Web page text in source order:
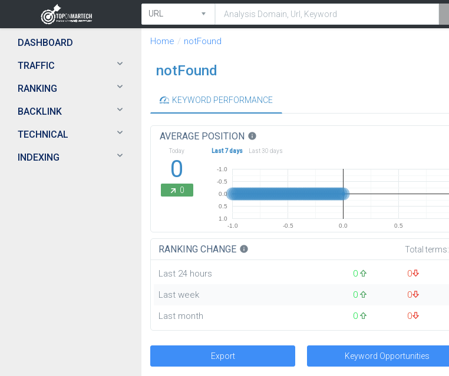
DASHBOARD
TRAFFIC
RANKING
BACKLINK
TECHNICAL
INDEXING
Home notFound
notFound
KEYWORD PERFORMANCE
AVERAGE POSITION info
Today
0
0
Last 7 days Last 30 days
-1.0 -0.5 0.0 0.5
-1.0
-0.5
0.0
0.5
1.0
RANKING CHANGE info Total terms:
Last 24 hours 0 0
Last week
0 0
Last month
0 0
Export Keyword Opportunities